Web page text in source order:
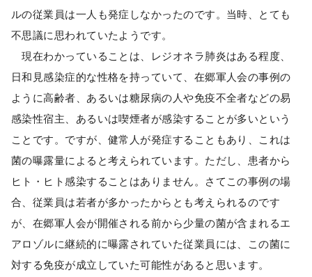
ルの従業員は一人も発症しなかったのです。当時、とても
不思議に思われていたようです。
現在わかっていることは、レジオネラ肺炎はある程度、
日和見感染症的な性格を持っていて、在郷軍人会の事例の
ように高齢者、あるいは糖尿病の人や免疫不全者などの易
感染性宿主、あるいは喫煙者が感染することが多いという
ことです。ですが、健常人が発症することもあり、これは
菌の曝露量によると考えられています。ただし、患者から
ヒト・ヒト感染することはありません。さてこの事例の場
合、従業員は若者が多かったからとも考えられるのです
が、在郷軍人会が開催される前から少量の菌が含まれるエ
アロゾルに継続的に曝露されていた従業員には、この菌に
対する免疫が成立していた可能性があると思います。